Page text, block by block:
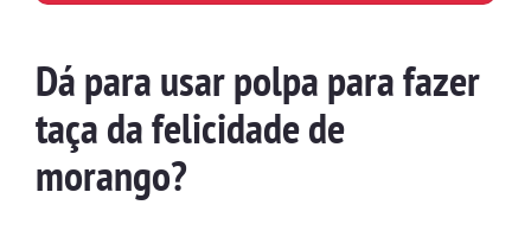
Dá para usar polpa para fazer
taça da felicidade de
morango?